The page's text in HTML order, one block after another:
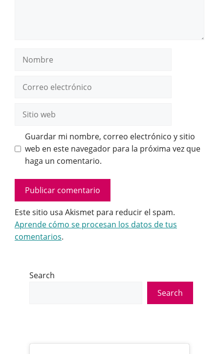
Nombre
electrónico
web
Guardar mi nombre, correo electrónico y sitio
web en este navegador para la próxima vez que
haga un comentario.
Este sitio usa Akismet para reducir el spam.
Aprende cómo se procesan los datos de tus
comentarios.
Search
Search